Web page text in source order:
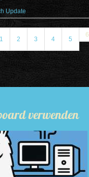
Update
1 2 3 4 5
6
verwenden